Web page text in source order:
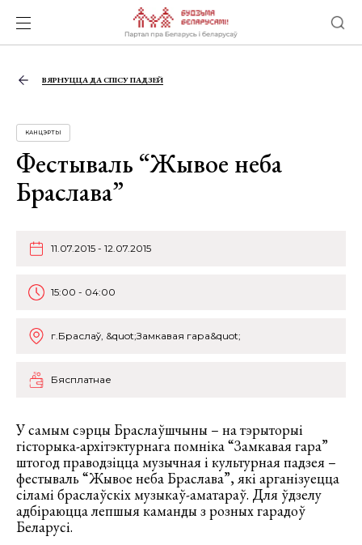
ВЯРНУЦЦА ДА СПІСУ ПАДЗЕЙ
КАНЦЭРТЫ
Фестываль “Жывое неба
Браслава”
11.07.2015 - 12.07.2015
15:00 - 04:00
г.Браслаў, &quot;Замкавая гара&quot;
Бясплатнае
У самым сэрцы Браслаўшчыны – на тэрыторыі
гісторыка-архітэктурнага помніка “Замкавая гара”
штогод праводзіцца музычная і культурная падзея –
фестываль “Жывое неба Браслава”, які арганізуецца
сіламі браслаўскіх музыкаў-аматараў. Для ўдзелу
адбіраюцца лепшыя каманды з розных гарадоў
Беларусі.